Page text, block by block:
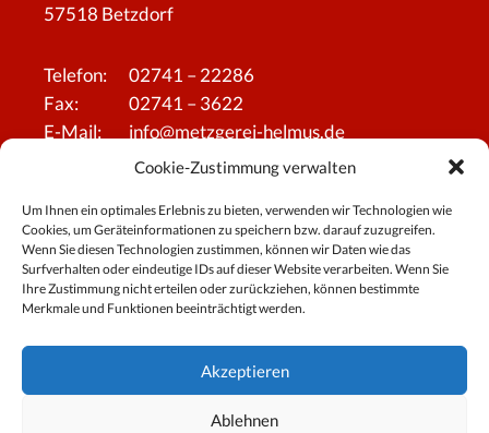
Cookie-Zustimmung verwalten
Um Ihnen ein optimales Erlebnis zu bieten, verwenden wir Technologien wie
Cookies, um Geräteinformationen zu speichern bzw. darauf zuzugreifen.
Wenn Sie diesen Technologien zustimmen, können wir Daten wie das
Surfverhalten oder eindeutige IDs auf dieser Website verarbeiten. Wenn Sie
Ihre Zustimmung nicht erteilen oder zurückziehen, können bestimmte
Merkmale und Funktionen beeinträchtigt werden.
Akzeptieren
Ablehnen
57518 Betzdorf
Telefon:
02741 – 22286
Fax:
02741 – 3622
E-Mail:
info@metzgerei-helmus.de
Startseite
Anfahrt
Kontakt